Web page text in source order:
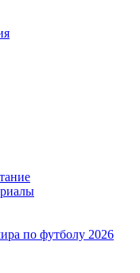
по футболу 2026